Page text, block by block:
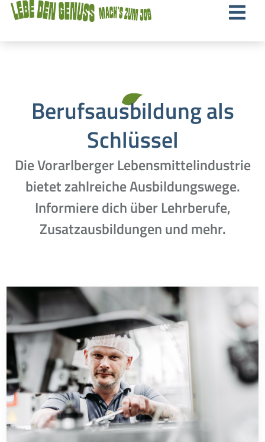
Berufsausbildung als
Schlüssel
Die Vorarlberger Lebensmittelindustrie
bietet zahlreiche Ausbildungswege.
Informiere dich über Lehrberufe,
Zusatzausbildungen und mehr.